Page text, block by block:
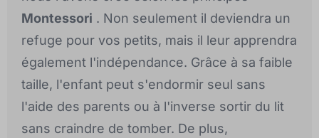
Montessori . Non seulement il deviendra un
refuge pour vos petits, mais il leur apprendra
également l'indépendance. Grâce à sa faible
taille, l'enfant peut s'endormir seul sans
l'aide des parents ou à l'inverse sortir du lit
sans craindre de tomber. De plus,